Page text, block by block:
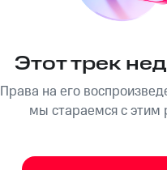
Этот трек
Права на его
мы стараемся с этим